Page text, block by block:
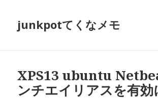
junkpotてくなメモ
XPS13 ubuntu
ンチエイリアスを有効